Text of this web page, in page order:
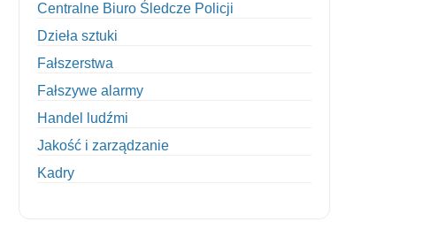
Centralne Biuro Śledcze Policji
Dzieła sztuki
Fałszerstwa
Fałszywe alarmy
Handel ludźmi
Jakość i zarządzanie
Kadry